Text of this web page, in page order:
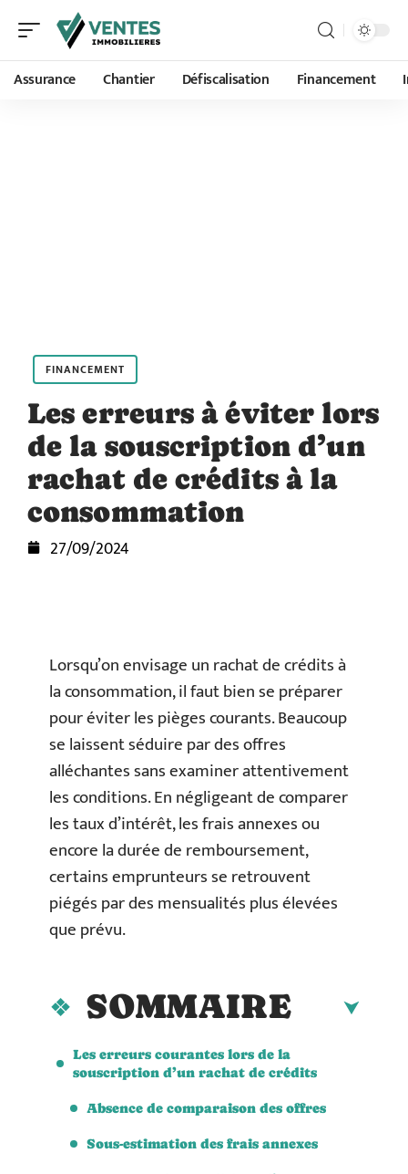
Assurance Chantier Défiscalisation Financement
FINANCEMENT
Les erreurs à éviter lors
de la souscription d’un
rachat de crédits à la
consommation
27/09/2024
Lorsqu’on envisage un rachat de crédits à
la consommation, il faut bien se préparer
pour éviter les pièges courants. Beaucoup
se laissent séduire par des offres
alléchantes sans examiner attentivement
les conditions. En négligeant de comparer
les taux d’intérêt, les frais annexes ou
encore la durée de remboursement,
certains emprunteurs se retrouvent
piégés par des mensualités plus élevées
que prévu.
SOMMAIRE
Les erreurs courantes lors de la
souscription d’un rachat de crédits
Absence de comparaison des offres
Sous-estimation des frais annexes